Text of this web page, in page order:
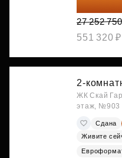
23 982
27 252
551 320 ₽
2-
ЖК Скай
этаж, №903
Сдана
Живите